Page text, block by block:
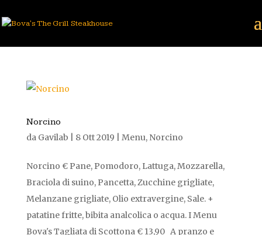
Norcino
da Gavilab 8 Ott 2019 Menu, Norcino
Norcino € Pane, Pomodoro, Lattuga, Mozzarella,
Braciola di suino, Pancetta, Zucchine grigliate,
Melanzane grigliate, Olio extravergine, Sale. +
patatine fritte, bibita analcolica o acqua. I Menu
Bova's Tagliata di Scottona € 13,90 A pranzo e